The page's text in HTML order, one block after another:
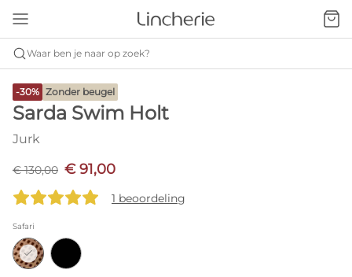
Waar ben je naar op zoek?
-30% Zonder beugel
Sarda Swim Holt
Jurk
€ 130,00 € 91,00
1 beoordeling
Safari